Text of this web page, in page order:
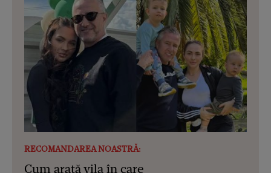
RECOMANDAREA NOASTRĂ:
Cum arată vila în care